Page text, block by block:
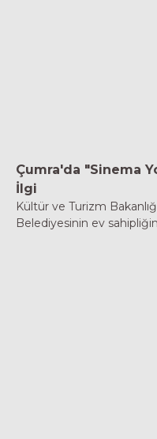
Çumra'da "Sinema
İlgi
Kültür ve Turizm
Belediyesinin ev